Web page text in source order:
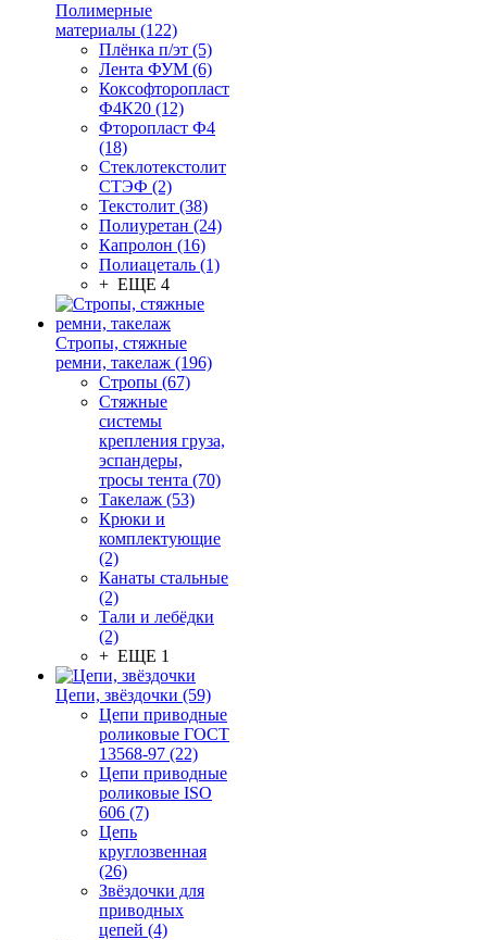
Полимерные
материалы (122)
Плёнка п/эт (5)
Лента ФУМ (6)
Коксофторопласт
Ф4К20 (12)
Фторопласт Ф4
(18)
Стеклотекстолит
СТЭФ (2)
Текстолит (38)
Полиуретан (24)
Капролон (16)
Полиацеталь (1)
+ ЕЩЕ 4
Стропы, стяжные
ремни, такелаж (196)
Стропы (67)
Стяжные
системы
крепления груза,
эспандеры,
тросы тента (70)
Такелаж (53)
Крюки и
комплектующие
(2)
Канаты стальные
(2)
Тали и лебёдки
(2)
+ ЕЩЕ 1
Цепи, звёздочки (59)
Цепи приводные
роликовые ГОСТ
13568-97 (22)
Цепи приводные
роликовые ISO
606 (7)
Цепь
круглозвенная
(26)
Звёздочки для
приводных
цепей (4)